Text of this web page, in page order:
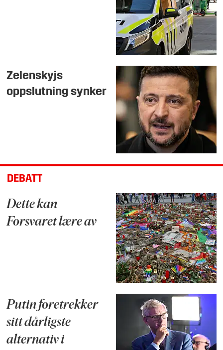
Zelenskyjs
oppslutning synker
DEBATT
Dette kan
Forsvaret lære av
Putin foretrekker
sitt dårligste
alternativ i